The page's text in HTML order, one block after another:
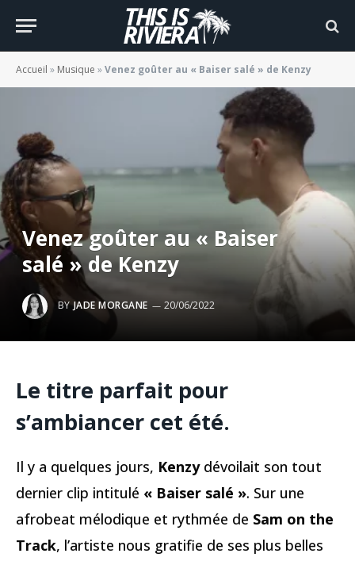
Accueil » Musique »Venez goûter au « Baiser salé » de Kenzy
Venez goûter au « Baiser
salé » de Kenzy
BY JADE MORGANE 20/06/2022
Le titre parfait pour
s’ambiancer cet été.
Il y a quelques jours, Kenzy dévoilait son tout
dernier clip intitulé « Baiser salé ». Sur une
afrobeat mélodique et rythmée de Sam on the
Track, l’artiste nous gratifie de ses plus belles